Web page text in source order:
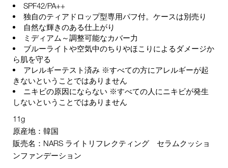
SPF42/PA++
独自のティアドロップ型専用パフ付。ケースは別売り
自然な輝きのある仕上がり
ミディアム～調整可能なカバー力
ブルーライトや空気中のちりやほこりによるダメージか
ら肌を守る
アレルギーテスト済み ※すべての方にアレルギーが起
きないということではありません
ニキビの原因にならない ※すべての人にニキビが発生
しないということではありません
11g
原産地：韓国
販売名：NARS ライトリフレクティング セラムクッショ
ンファンデーション